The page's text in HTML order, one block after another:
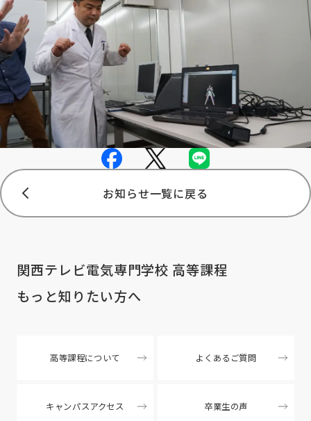
お知らせ一覧に戻る
関西テレビ電気専門学校 高等課程
もっと知りたい方へ
高等課程について よくあるご質問
キャンパスアクセス 卒業生の声